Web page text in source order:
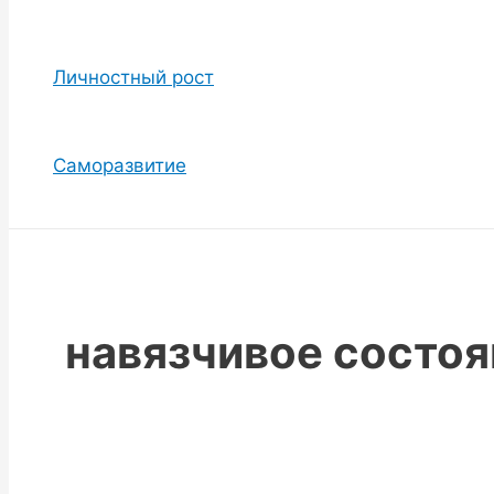
Личностный рост
Саморазвитие
навязчивое